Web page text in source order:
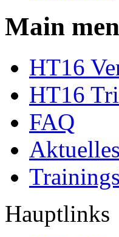
Main
HT16
HT16
FAQ
Aktuelles
Hauptlinks